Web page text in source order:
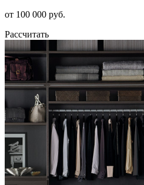
от 100 000 руб.
Рассчитать